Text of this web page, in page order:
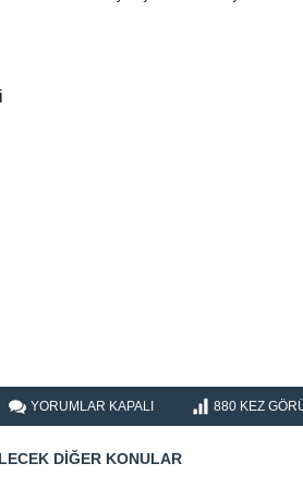
KIMYAGERLIK
MESLEĞININ
BUGÜNÜ
YORUMLAR KAPALI 880 KEZ
DİĞER KONULAR